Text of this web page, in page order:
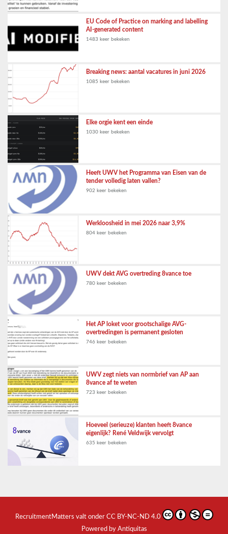
EU Code of Practice on marking and labelling
AI-generated content
1483 keer bekeken
Breaking news: aantal vacatures in juni 2026
1085 keer bekeken
Elke orgie kent een einde
1030 keer bekeken
Heeft UWV het Programma van Eisen van de
tender volledig laten vallen?
902 keer bekeken
Werkloosheid in mei 2026 naar 3,9%
804 keer bekeken
UWV dekt AVG overtreding 8vance toe
780 keer bekeken
Het AP loket voor grootschalige AVG-
overtredingen is permanent gesloten
746 keer bekeken
UWV zegt niets van normbrief van AP aan
8vance af te weten
723 keer bekeken
Hoeveel (serieuze) klanten heeft 8vance
eigenlijk? René Veldwijk vervolgt
635 keer bekeken
RecruitmentMatters valt onder CC BY-NC-ND 4.0
Powered by Antiquitas